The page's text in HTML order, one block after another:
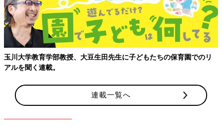
「娘が繰り返すけいれん発作に、これは何かあると感じて調べた
ら『ドラベ症候群』という病気があることを知りました。説明を
読むと、“発達が遅れる”、“知的障害を有する”などとあります。
あまりにショックで、目の前が真っ暗になりました。これから先
どうなるのか、娘がちゃんと生きていけるのか、自分の仕事や生
ど涙が出てきました。
ある』とは、はっきり言われませんでした。成長発達も正常の範
玉川大学教育学部教授、大豆生田先生に子どもたちの保育園でのリ
アルを聞く連載。
連載一覧へ